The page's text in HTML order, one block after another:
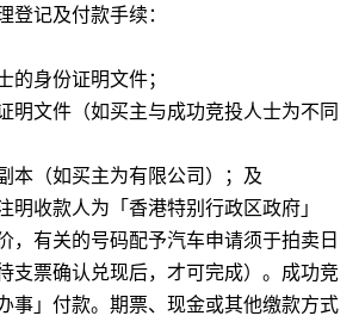
记及付款手续：
的身份证明文件；
明文件（如买主与成功竞投人士为不同
本（如买主为有限公司）；及
明收款人为「香港特别行政区政府」
，有关的号码配予汽车申请须于拍卖日
支票确认兑现后，才可完成）。成功竞
事」付款。期票、现金或其他缴款方式